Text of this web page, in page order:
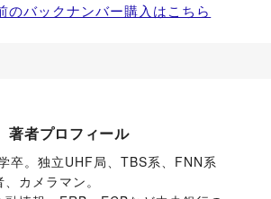
のバックナンバー購入はこちら
著者プロフィール
卒。独立UHF局、TBS系、FNN系
カメラマン。